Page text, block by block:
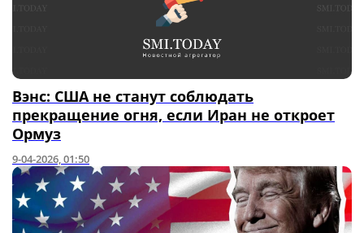
Вэнс: США не станут соблюдать
прекращение огня, если Иран не откроет
Ормуз
9-04-2026, 01:50